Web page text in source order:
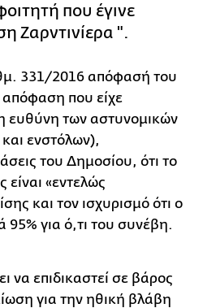
που έγινε
Ζαρντινίερα ".
331/2016 απόφασή του
που είχε
ευθύνη των αστυνομικών
και ενστόλων),
του Δημοσίου, ότι το
«εντελώς
και τον ισχυρισμό ότι ο
για ό,τι του συνέβη.
να επιδικαστεί σε βάρος
για την ηθική βλάβη